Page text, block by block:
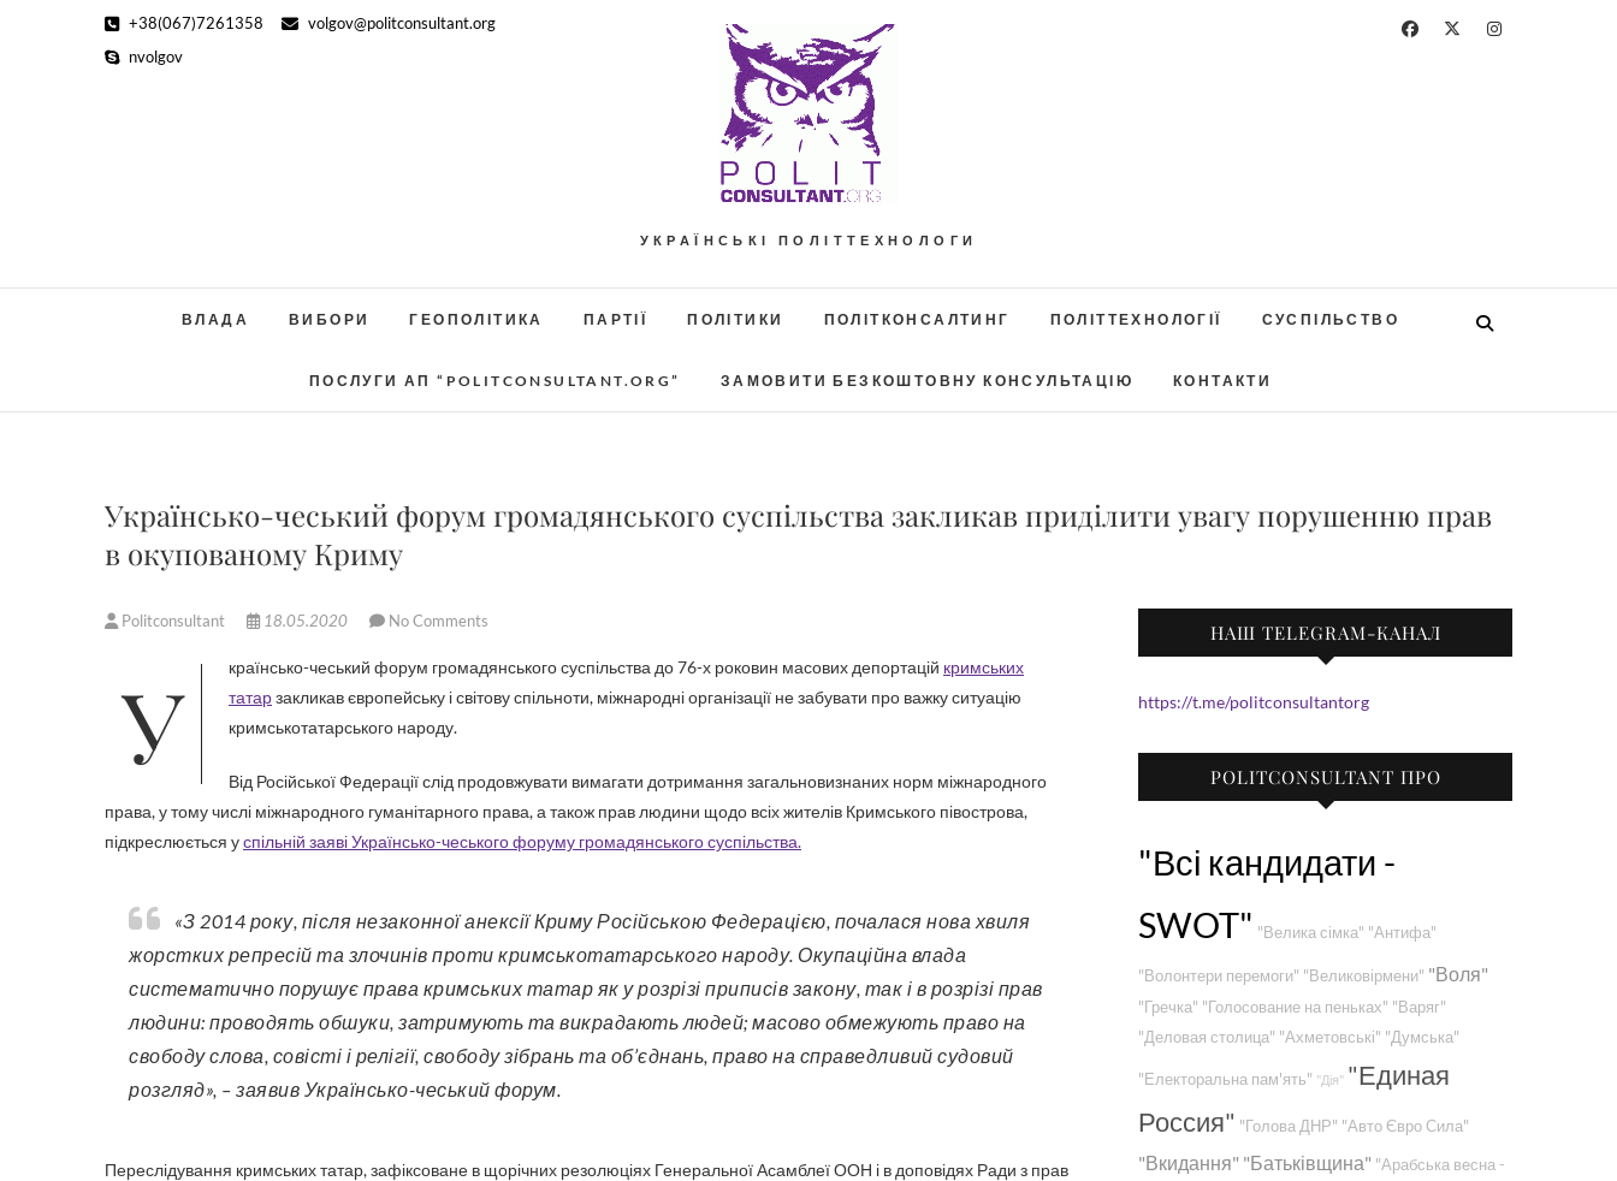
+38(067)7261358
volgov@politconsultant.org
nvolgov
УКРАЇНСЬКІ ПОЛІТТЕХНОЛОГИ
ВЛАДА ВИБОРИ ГЕОПОЛІТИКА ПАРТІЇ ПОЛІТИКИ ПОЛІТКОНСАЛТИНГ ПОЛІТТЕХНОЛОГІЇ СУСПІЛЬСТВО
ПОСЛУГИ АП “POLITCONSULTANT.ORG” ЗАМОВИТИ БЕЗКОШТОВНУ КОНСУЛЬТАЦІЮ КОНТАКТИ
Українсько-чеський форум громадянського суспільства закликав приділити увагу порушенню прав
в окупованому Криму
Politconsultant 18.05.2020 No Comments
Українсько-чеський форум громадянського суспільства до 76-х роковин масових депортацій кримських
татарзакликав європейську і світову спільноти, міжнародні організації не забувати про важку ситуацію
кримськотатарського народу.
Від Російської Федерації слід продовжувати вимагати дотримання загальновизнаних норм міжнародного
права, у тому числі міжнародного гуманітарного права, а також прав людини щодо всіх жителів Кримського півострова,
підкреслюється успільній заяві Українсько-чеського форуму громадянського суспільства.
«З 2014 року, після незаконної анексії Криму Російською Федерацією, почалася нова хвиля
жорстких репресій та злочинів проти кримськотатарського народу. Окупаційна влада
систематично порушує права кримських татар як у розрізі приписів закону, так і в розрізі прав
людини: проводять обшуки, затримують та викрадають людей; масово обмежують право на
свободу слова, совісті і релігії, свободу зібрань та об’єднань, право на справедливий судовий
розгляд», – заявив Українсько-чеський форум.
Переслідування кримських татар, зафіксоване в щорічних резолюціях Генеральної Асамблеї ООН і в доповідях Ради з прав
НАШ TELEGRAM-КАНАЛ
https://t.me/politconsultantorg
POLITCONSULTANT ПРО
"Всі кандидати -
SWOT" "Велика сімка" "Антифа"
"Волонтери перемоги" "Великовірмени" "Воля"
"Гречка" "Голосование на пеньках" "Варяг"
"Деловая столица" "Ахметовські" "Думська"
"Електоральна пам'ять" "Дія" "Единая
Россия" "Голова ДНР" "Авто Євро Сила"
"Вкидання" "Батьківщина" "Арабська весна -